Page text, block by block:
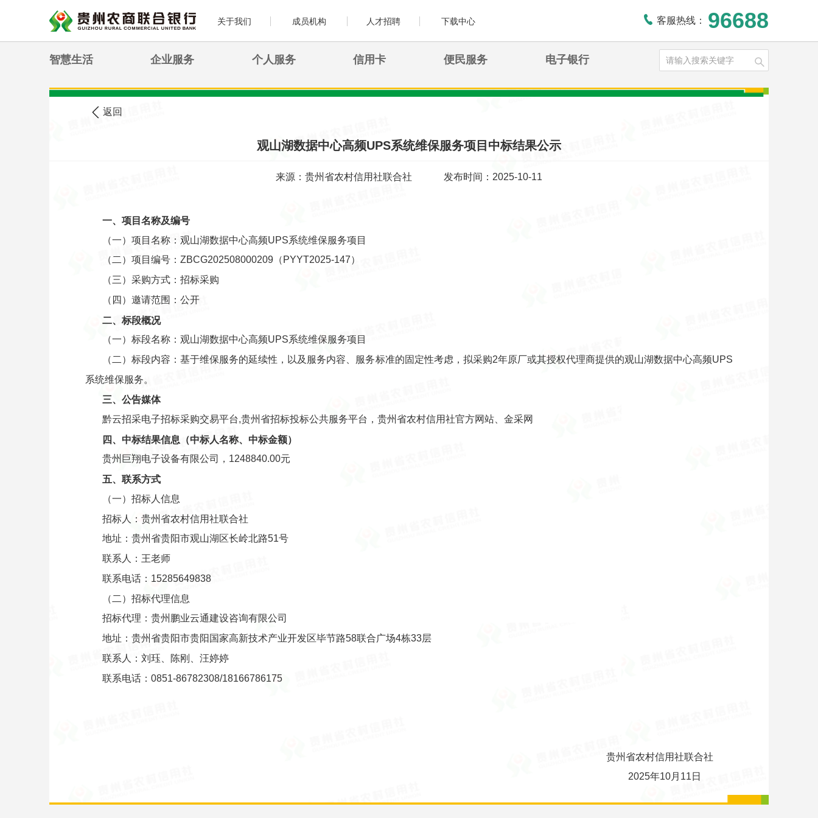
关于我们 成员机构 人才招聘 下载中心 客服热线： 96688
智慧生活 企业服务 个人服务 信用卡 便民服务 电子银行
您现在的位置: 农信公告
返回
观山湖数据中心高频UPS系统维保服务项目中标结果公示
来源：贵州省农村信用社联合社 发布时间：2025-10-11
一、项目名称及编号
（一）项目名称：观山湖数据中心高频UPS系统维保服务项目
（二）项目编号：ZBCG202508000209（PYYT2025-147）
（三）采购方式：招标采购
（四）邀请范围：公开
二、标段概况
（一）标段名称：观山湖数据中心高频UPS系统维保服务项目
（二）标段内容：基于维保服务的延续性，以及服务内容、服务标准的固定性考虑，拟采购2年原厂或其授权代理商提供的观山湖数据中心高频UPS
系统维保服务。
三、公告媒体
黔云招采电子招标采购交易平台,贵州省招标投标公共服务平台，贵州省农村信用社官方网站、金采网
四、中标结果信息（中标人名称、中标金额）
贵州巨翔电子设备有限公司，1248840.00元
五、联系方式
（一）招标人信息
招标人：贵州省农村信用社联合社
地址：贵州省贵阳市观山湖区长岭北路51号
联系人：王老师
联系电话：15285649838
（二）招标代理信息
招标代理：贵州鹏业云通建设咨询有限公司
地址：贵州省贵阳市贵阳国家高新技术产业开发区毕节路58联合广场4栋33层
联系人：刘珏、陈刚、汪婷婷
联系电话：0851-86782308/18166786175
贵州省农村信用社联合社
2025年10月11日